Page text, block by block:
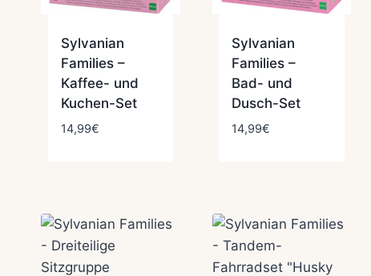
Sylvanian
Families –
Kaffee- und
Kuchen-Set
14,99€
Sylvanian
Families –
Bad- und
Dusch-Set
14,99€